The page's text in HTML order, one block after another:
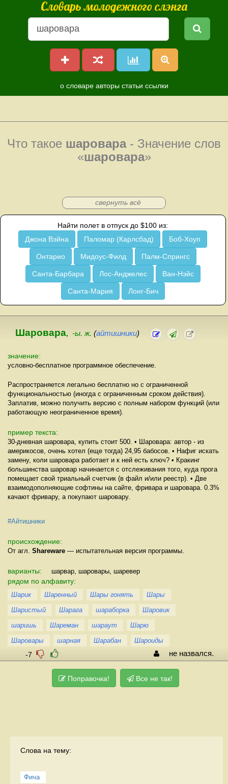
Словарь молодежного слэнга
о словаре авторы статьи ссылки
Что такое шаровара- Значение слов
«шаровара»
свернуть всё
Найти полет в отпуск до $100 из:
Джона Вэйна
Паломар (Карлсбад) Боб-Хоуп
Онтарио Мидоус-Филд Палм-Спрингс
Санта-Барбара Лос-Анджелес Ван-Нэйс
Санта-Мария Лонг-Бич
Шаровара, -ы. ж. (айтишники)
значение:
условно-бесплатное программное обеспечение.
Распространяется легально бесплатно но с ограниченной
функциональностью (иногда с ограниченным сроком действия).
Заплатив, можно получить версию с полным набором функций (или
работающую неограниченное время).
пример текста:
30-дневная шаровара, купить стоит 500. • Шаровара: автор - из
америкосов, очень хотел (еще тогда) 24,95 бабосов. • Нафиг искать
замену, коли шаровара работает и к ней есть ключ? • Кракинг
большинства шаровар начинается с отслеживания того, куда прога
помещает свой триальный счетчик (в файл и/или реестр). • Две
взаимодополняющие софтины на сайте, фривара и шаровара. 0.3%
качают фривару, а покупают шаровару.
#Айтишники
происхождение:
От агл. Shareware — испытательная версия программы.
варианты: шарвар, шаровары, шаревер
рядом по алфавиту:
Шарик Шаренный Шары гонять
Шары
Шаристый
Шарага шараборка
Шаровик
шаришь
Шареман шараут
Шарю
Шаровары
шарная Шарабан Шароиды
-7 не назвался.
Поправочка! Все не так!
Слова на тему:
Фича